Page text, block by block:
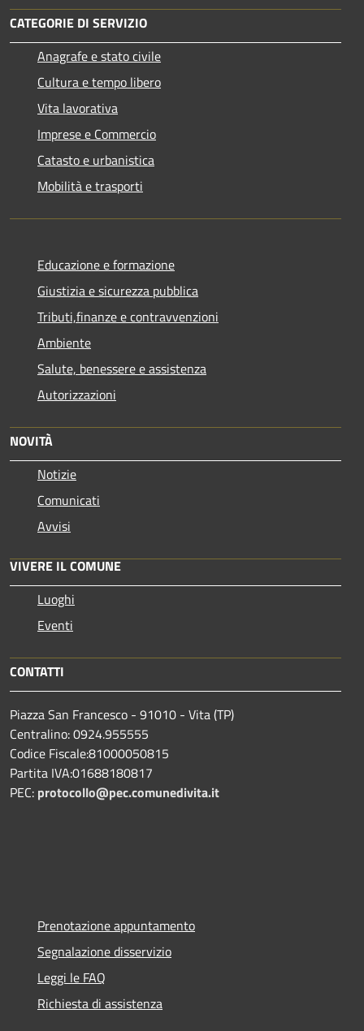
CATEGORIE DI SERVIZIO
Anagrafe e stato civile
Cultura e tempo libero
Vita lavorativa
Imprese e Commercio
Catasto e urbanistica
Mobilità e trasporti
Educazione e formazione
Giustizia e sicurezza pubblica
Tributi,finanze e contravvenzioni
Ambiente
Salute, benessere e assistenza
Autorizzazioni
NOVITÀ
Notizie
Comunicati
Avvisi
VIVERE IL COMUNE
Luoghi
Eventi
CONTATTI
Piazza San Francesco - 91010 - Vita (TP)
Centralino: 0924.955555
Codice Fiscale:81000050815
Partita IVA:01688180817
PEC: protocollo@pec.comunedivita.it
Prenotazione appuntamento
Segnalazione disservizio
Leggi le FAQ
Richiesta di assistenza